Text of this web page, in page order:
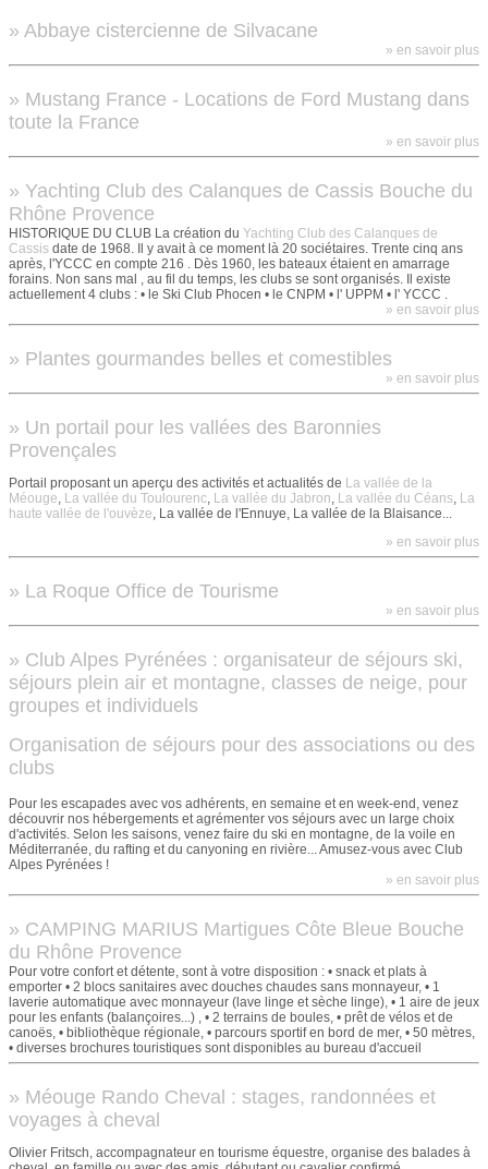
» Abbaye cistercienne de Silvacane
» en savoir plus
» Mustang France - Locations de Ford Mustang dans
toute la France
» en savoir plus
» Yachting Club des Calanques de Cassis Bouche du
Rhône Provence
HISTORIQUE DU CLUB La création du Yachting Club des Calanques de
Cassis date de 1968. Il y avait à ce moment là 20 sociétaires. Trente cinq ans
après, l'YCCC en compte 216 . Dès 1960, les bateaux étaient en amarrage
forains. Non sans mal , au fil du temps, les clubs se sont organisés. Il existe
actuellement 4 clubs : • le Ski Club Phocen • le CNPM • l' UPPM • l' YCCC .
» en savoir plus
» Plantes gourmandes belles et comestibles
» en savoir plus
» Un portail pour les vallées des Baronnies
Provençales
Portail proposant un aperçu des activités et actualités de La vallée de la
Méouge, La vallée du Toulourenc, La vallée du Jabron, La vallée du Céans, La
haute vallée de l'ouvèze, La vallée de l'Ennuye, La vallée de la Blaisance...
» en savoir plus
» La Roque Office de Tourisme
» en savoir plus
» Club Alpes Pyrénées : organisateur de séjours ski,
séjours plein air et montagne, classes de neige, pour
groupes et individuels
Organisation de séjours pour des associations ou des
clubs
Pour les escapades avec vos adhérents, en semaine et en week-end, venez
découvrir nos hébergements et agrémenter vos séjours avec un large choix
d'activités. Selon les saisons, venez faire du ski en montagne, de la voile en
Méditerranée, du rafting et du canyoning en rivière... Amusez-vous avec Club
Alpes Pyrénées !
» en savoir plus
» CAMPING MARIUS Martigues Côte Bleue Bouche
du Rhône Provence
Pour votre confort et détente, sont à votre disposition : • snack et plats à
emporter • 2 blocs sanitaires avec douches chaudes sans monnayeur, • 1
laverie automatique avec monnayeur (lave linge et sèche linge), • 1 aire de jeux
pour les enfants (balançoires...) , • 2 terrains de boules, • prêt de vélos et de
canoës, • bibliothèque régionale, • parcours sportif en bord de mer, • 50 mètres,
• diverses brochures touristiques sont disponibles au bureau d'accueil
» Méouge Rando Cheval : stages, randonnées et
voyages à cheval
Olivier Fritsch, accompagnateur en tourisme équestre, organise des balades à